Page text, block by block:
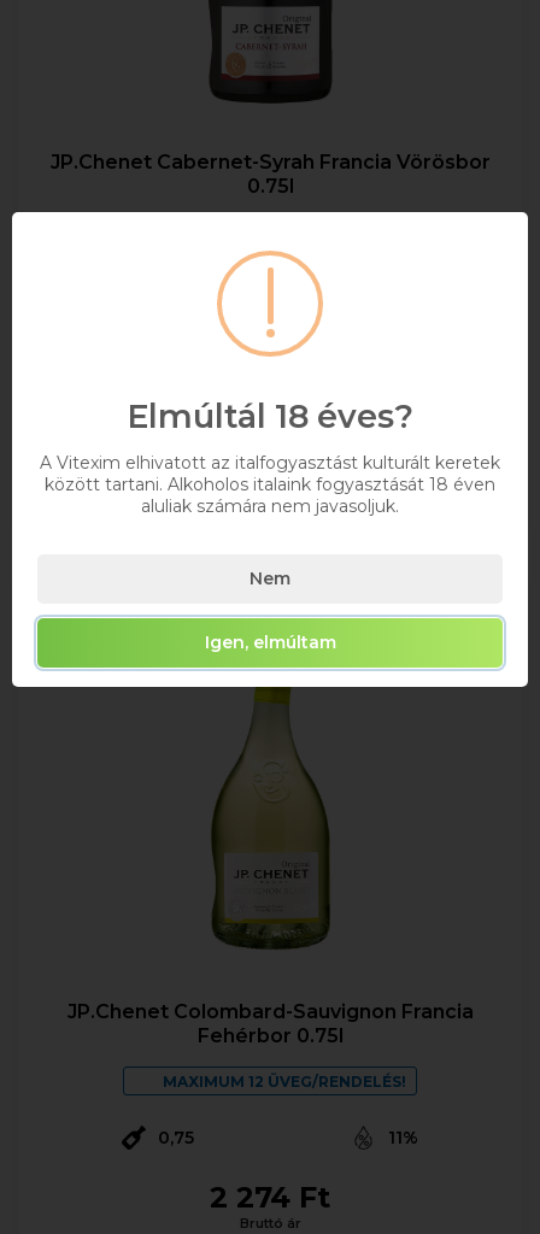
JP.Chenet Cabernet-Syrah Francia Vörösbor
0.75l
2 274 Ft
Raktáron
Kosárba
JP.Chenet Colombard-Sauvignon Francia
Fehérbor 0.75l
MAXIMUM 12 ÜVEG/RENDELÉS!
0,75 11%
2 274 Ft
Bruttó ár
Elmúltál 18 éves?
A Vitexim elhivatott az italfogyasztást kulturált keretek
között tartani. Alkoholos italaink fogyasztását 18 éven
aluliak számára nem javasoljuk.
Nem
Igen, elmúltam